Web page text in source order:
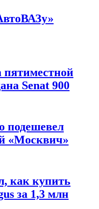
Senat 900
подешевел
«Москвич»
как купить
за 1,3 млн